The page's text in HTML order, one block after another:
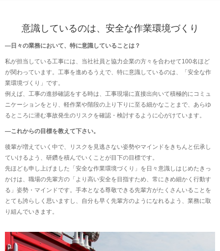
意識しているのは、安全な作業環境づくり
―日々の業務において、特に意識していることは？
私が担当している工事には、当社社員と協力企業の方々を合わせて100名ほど
が関わっています。工事を進めるうえで、特に意識しているのは、「安全な作
業環境づくり」です。
例えば、工事の進捗確認をする時は、工事現場に直接出向いて積極的にコミュ
ニケーションをとり、軽作業や階段の上り下りに至る細かなことまで、あらゆ
るところに潜む事故発生のリスクを確認・検討するように心がけています。
―これからの目標を教えて下さい。
後輩が増えていく中で、リスクを見逃さない姿勢やマインドをきちんと伝承し
ていけるよう、研鑽を積んでいくことが目下の目標です。
先ほども申し上げました「安全な作業環境づくり」を日々意識しはじめたきっ
かけは、職場の先輩方の「より高い安全を目指すため、常にきめ細かく行動す
る」姿勢・マインドです。手本となる尊敬できる先輩方がたくさんいることを
とても誇らしく思いますし、自分も早く先輩方のようになれるよう、業務に取
り組んでいきます。